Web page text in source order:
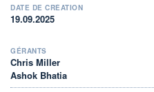
DATE DE CRÉATION
19.09.2025
GÉRANTS
Chris Miller
Ashok Bhatia